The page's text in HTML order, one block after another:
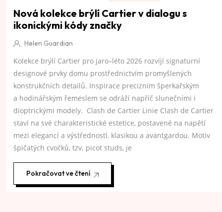
Nová kolekce brýlí Cartier v dialogu s
ikonickými kódy značky
Helen Guardian
Kolekce brýlí Cartier pro jaro–léto 2026 rozvíjí signaturní
designové prvky domu prostřednictvím promyšlených
konstrukčních detailů. Inspirace precizním šperkařským
a hodinářským řemeslem se odráží napříč slunečními i
dioptrickými modely. Clash de Cartier Linie Clash de Cartier
staví na své charakteristické estetice, postavené na napětí
mezi elegancí a výstředností, klasikou a avantgardou. Motiv
špičatých cvočků, tzv. picot studs, je
Pokračovat ve čtení